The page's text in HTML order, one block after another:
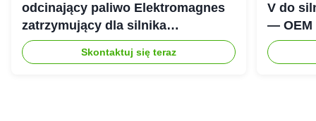
odcinający paliwo Elektromagnes
zatrzymujący dla silnika
wysokoprężnego Cummins 6CT
Skontaktuj się teraz
V do
— OEM